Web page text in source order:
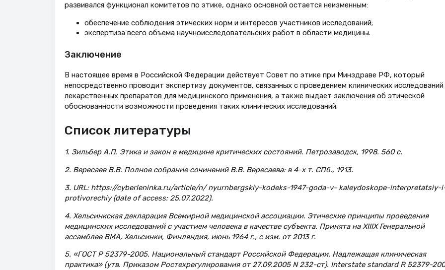
развивался функционал комитетов по этике, однако основной остается неизменным:
обеспечение соблюдения этических норм и интересов участников исследований;
экспертиза всего объема научноисследовательских работ в области медицины.
Заключение
В настоящее время в Российской Федерации действует Совет по этике при Минздраве РФ, который
непосредственно проводит экспертизу документов, связанных с проведением клинических исследований
лекарственных препаратов для медицинского применения, а также выдает заключения об этической
обоснованности возможности проведения таких клинических исследований.
Список литературы
1. Зильбер А.П. Этика и закон в медицине критических состояний. Петрозаводск, 1998. 560 с.
2. Вересаев В.В. Полное собрание сочинений В.В. Вересаева: в 4-х т. СПб., 1913.
3. URL: https://cyberleninka.ru/article/n/ nyurnbergskiy-kodeks-1947-goda-v- kaleydoskope-interpretatsiy-
protivorechiy (date of access: 25.07.2022).
4. Хельсинкская декларация Всемирной медицинской ассоциации. Этические принципы проведения
медицинских исследований с участием человека в качестве субъекта. Принята на XIIIX Генеральной
ассамблее ВМА, Хельсинки, Финляндия, июнь 1964 г., с изм. от 2013 г.
5. «ГОСТ Р 52379-2005. Национальный стандарт Российской Федерации. Надлежащая клиническая
практика» (утв. Приказом Ростехрегулирования от 27.09.2005 N 232-ст). Interstate standard R 52379-